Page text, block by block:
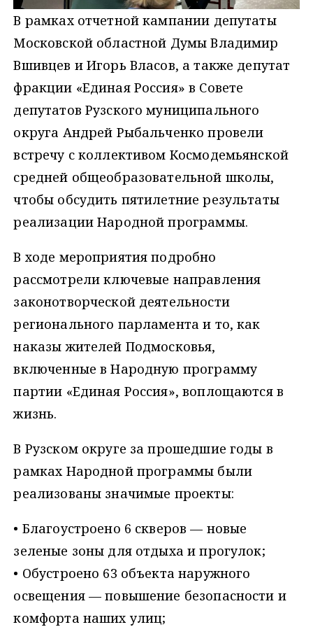
В рамках отчетной кампании депутаты
Московской областной Думы Владимир
Вшивцев и Игорь Власов, а также депутат
фракции «Единая Россия» в Совете
депутатов Рузского муниципального
округа Андрей Рыбальченко провели
встречу с коллективом Космодемьянской
средней общеобразовательной школы,
чтобы обсудить пятилетние результаты
реализации Народной программы.
В ходе мероприятия подробно
рассмотрели ключевые направления
законотворческой деятельности
регионального парламента и то, как
наказы жителей Подмосковья,
включенные в Народную программу
партии «Единая Россия», воплощаются в
жизнь.
В Рузском округе за прошедшие годы в
рамках Народной программы были
реализованы значимые проекты:
• Благоустроено 6 скверов — новые
зеленые зоны для отдыха и прогулок;
• Обустроено 63 объекта наружного
освещения — повышение безопасности и
комфорта наших улиц;